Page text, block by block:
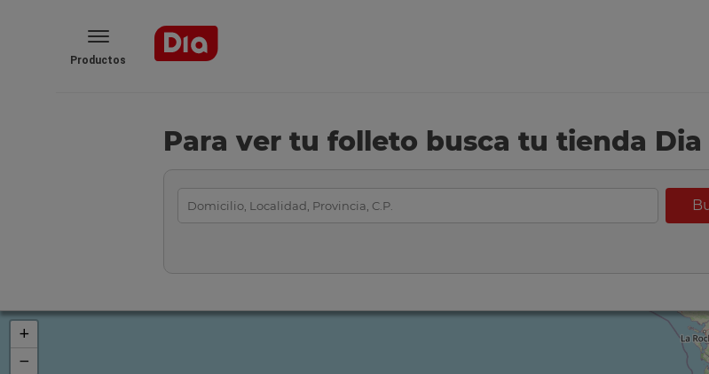
Productos
Para ver tu folleto busca tu tienda Dia
+
−